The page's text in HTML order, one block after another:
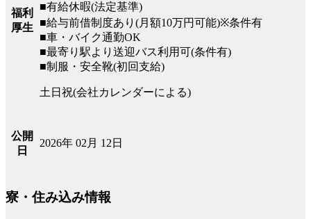
福利
厚生
■有給休暇(法定基準)
■給与前借制度あり(月額10万円可能)※条件有
■車・バイク通勤OK
■最寄り駅より送迎バス利用可(条件有)
■制服・安全靴(初回支給)
土日祝(会社カレンダーによる)
公開
日
2026年 02月 12日
寮・住み込み情報